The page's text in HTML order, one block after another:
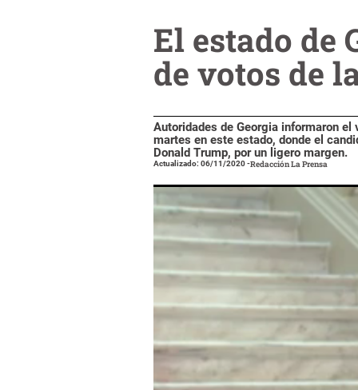
El estado de
de votos de
Autoridades de Georgia informaron el
martes en este estado, donde el
Donald Trump, por un ligero margen.
Actualizado: 06/11/2020-Redacción La Prensa